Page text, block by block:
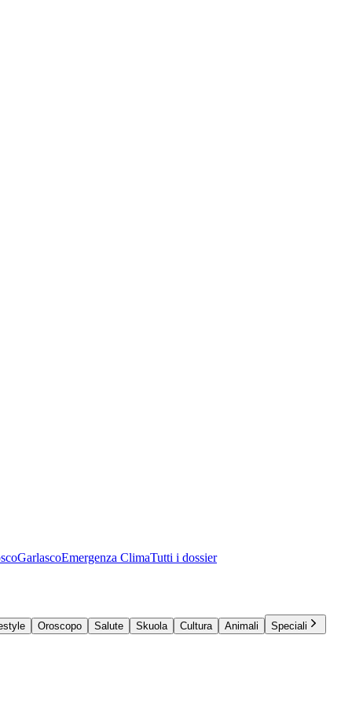
GarlascoEmergenza ClimaTutti i dossier
Oroscopo Salute Skuola Cultura Animali Speciali